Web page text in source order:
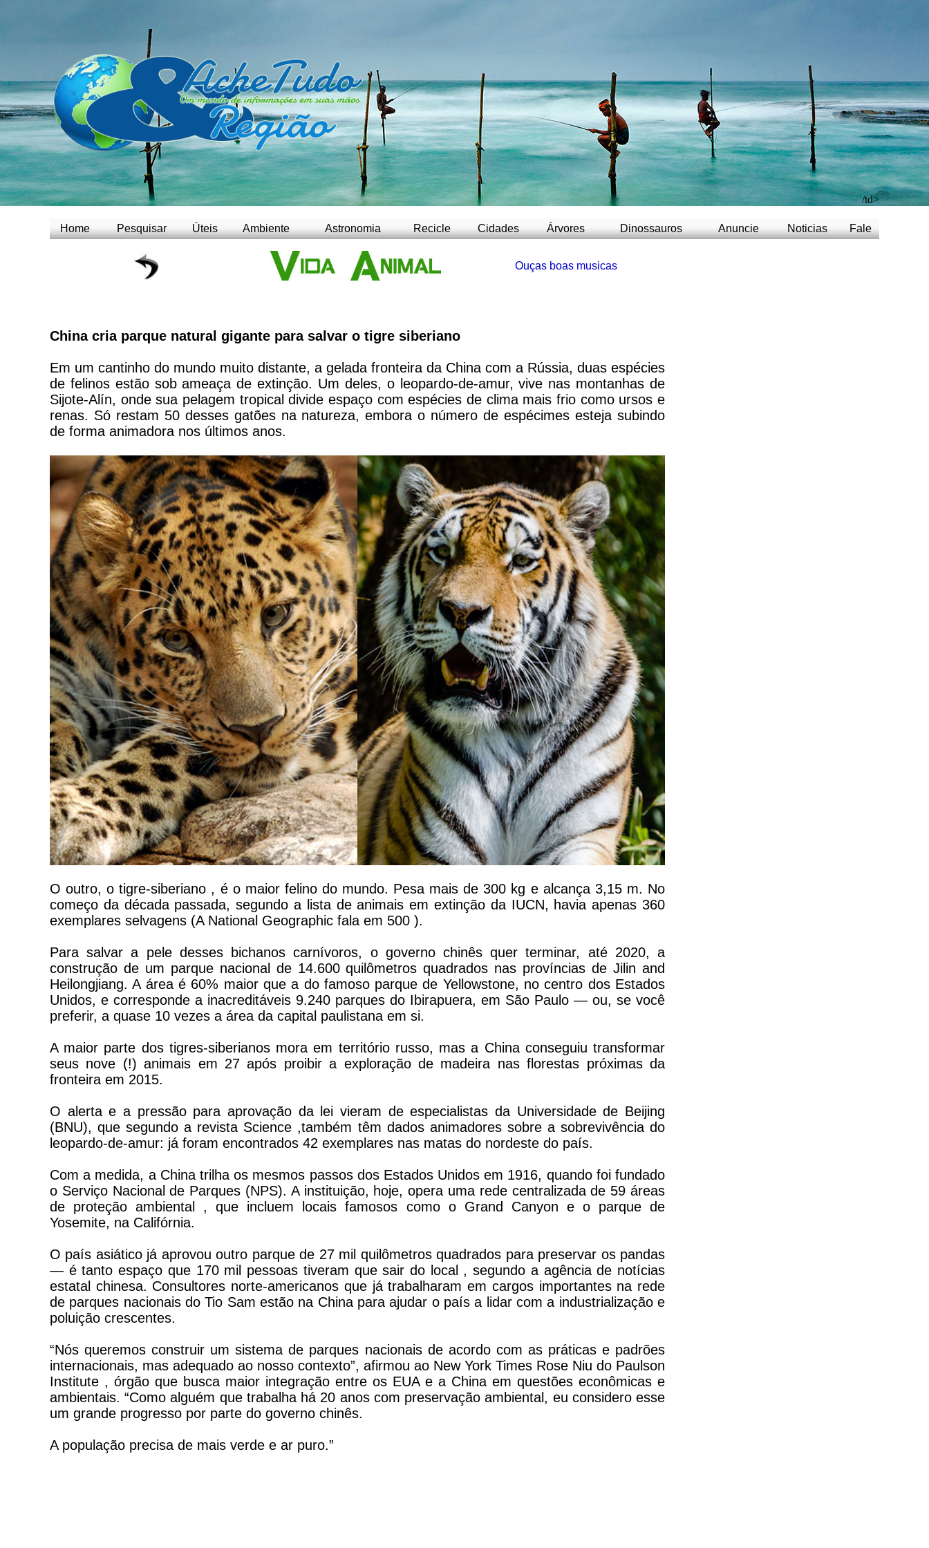
/td>
Home
Pesquisar Úteis Ambiente Astronomia Recicle Cidades Árvores Dinossauros Anuncie Noticias Fale
Ouças boas musicas
China cria parque natural gigante para salvar o tigre siberiano
Em um cantinho do mundo muito distante, a gelada fronteira da China com a Rússia, duas espécies
de felinos estão sob ameaça de extinção. Um deles, o leopardo-de-amur, vive nas montanhas de
Sijote-Alín, onde sua pelagem tropical divide espaço com espécies de clima mais frio como ursos e
renas. Só restam 50 desses gatões na natureza, embora o número de espécimes esteja subindo
de forma animadora nos últimos anos.
O outro, o tigre-siberiano , é o maior felino do mundo. Pesa mais de 300 kg e alcança 3,15 m. No
começo da década passada, segundo a lista de animais em extinção da IUCN, havia apenas 360
exemplares selvagens (A National Geographic fala em 500 ).
Para salvar a pele desses bichanos carnívoros, o governo chinês quer terminar, até 2020, a
construção de um parque nacional de 14.600 quilômetros quadrados nas províncias de Jilin and
Heilongjiang. A área é 60% maior que a do famoso parque de Yellowstone, no centro dos Estados
Unidos, e corresponde a inacreditáveis 9.240 parques do Ibirapuera, em São Paulo — ou, se você
preferir, a quase 10 vezes a área da capital paulistana em si.
A maior parte dos tigres-siberianos mora em território russo, mas a China conseguiu transformar
seus nove (!) animais em 27 após proibir a exploração de madeira nas florestas próximas da
fronteira em 2015.
O alerta e a pressão para aprovação da lei vieram de especialistas da Universidade de Beijing
(BNU), que segundo a revista Science ,também têm dados animadores sobre a sobrevivência do
leopardo-de-amur: já foram encontrados 42 exemplares nas matas do nordeste do país.
Com a medida, a China trilha os mesmos passos dos Estados Unidos em 1916, quando foi fundado
o Serviço Nacional de Parques (NPS). A instituição, hoje, opera uma rede centralizada de 59 áreas
de proteção ambiental , que incluem locais famosos como o Grand Canyon e o parque de
Yosemite, na Califórnia.
O país asiático já aprovou outro parque de 27 mil quilômetros quadrados para preservar os pandas
— é tanto espaço que 170 mil pessoas tiveram que sair do local , segundo a agência de notícias
estatal chinesa. Consultores norte-americanos que já trabalharam em cargos importantes na rede
de parques nacionais do Tio Sam estão na China para ajudar o país a lidar com a industrialização e
poluição crescentes.
“Nós queremos construir um sistema de parques nacionais de acordo com as práticas e padrões
internacionais, mas adequado ao nosso contexto”, afirmou ao New York Times Rose Niu do Paulson
Institute , órgão que busca maior integração entre os EUA e a China em questões econômicas e
ambientais. “Como alguém que trabalha há 20 anos com preservação ambiental, eu considero esse
um grande progresso por parte do governo chinês.
A população precisa de mais verde e ar puro.”